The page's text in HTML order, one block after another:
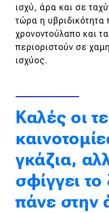
Κόσμος
Τεχνολογία
Ασφάλεια
Αγορά
Test Drive
Δοκιμή
Αποστολή
Συγκρίνουμε
ισχύ, άρα και σε
τώρα η υβριδικότητα
χρονοντούλαπο και
περιοριστούν σε
ισχύος.
Καλές οι
γκάζια,
σφίγγει
πάνε στην